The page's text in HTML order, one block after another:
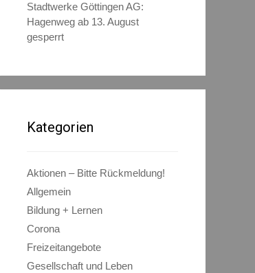
Stadtwerke Göttingen AG:
Hagenweg ab 13. August
gesperrt
Kategorien
Aktionen – Bitte Rückmeldung!
Allgemein
Bildung + Lernen
Corona
Freizeitangebote
Gesellschaft und Leben